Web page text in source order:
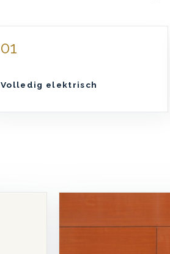
01
Volledig elektrisch